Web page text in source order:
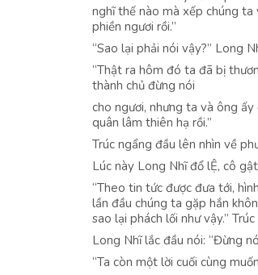
nghĩ thế nào mà xếp chúng
phiền ngươi rồi.”
“Sao lại phải nói vậy?” Long
“Thật ra hôm đó ta đã bị
thành chủ đừng nói
cho ngươi, nhưng ta và ông
quân lâm thiên hạ rồi.”
Trúc ngẩng đầu lên nhìn về
Lúc này Long Nhĩ đổ lỆ, cô
“Theo tin tức được đưa tới,
lần đầu chúng ta gặp hắn
sao lại phách lối như vậy.”
Long Nhĩ lắc đầu nói: “Đừng
“Ta còn một lời cuối cùng